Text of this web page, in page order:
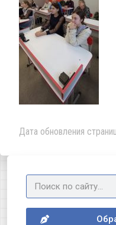
Дата обновления